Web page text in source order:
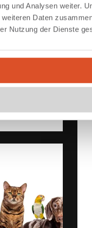
und Analysen weiter.
Daten
Nutzung der Dienste
Online-